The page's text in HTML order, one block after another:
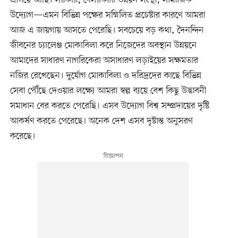
উদ্যোগ—এমন বিভিন্ন পক্ষের সম্মিলিত প্রচেষ্টার কারণে আমরা
আজ এ জায়গায় আসতে পেরেছি। সবচেয়ে বড় কথা, দৈনন্দিন
জীবনের চ্যালেঞ্জ মোকাবিলা করে নিজেদের অবস্থান উন্নয়নে
আমাদের সাধারণ নাগরিকেরা অসাধারণ লড়াইয়ের সক্ষমতার
নজির রেখেছেন। দুর্যোগ মোকাবিলা ও দরিদ্রদের কাছে বিভিন্ন
সেবা পৌঁছে দেওয়ার লক্ষ্যে আমরা স্বল্প ব্যয়ে বেশ কিছু উদ্ভাবনী
সমাধান বের করতে পেরেছি। এসব উদ্যোগ বিশ্ব সম্প্রদায়ের দৃষ্টি
আকর্ষণ করতে পেরেছে। অনেক দেশ এসব দৃষ্টান্ত অনুসরণ
করেছে।